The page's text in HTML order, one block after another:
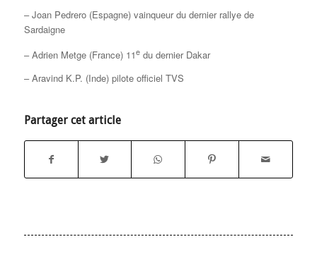
– Joan Pedrero (Espagne) vainqueur du dernier rallye de
Sardaigne
– Adrien Metge (France) 11edu dernier Dakar
– Aravind K.P. (Inde) pilote officiel TVS
Partager cet article